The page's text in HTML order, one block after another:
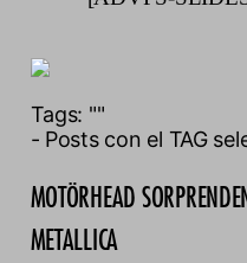
Tags: ""
- Posts con el TAG
MOTÖRHEAD
METALLICA